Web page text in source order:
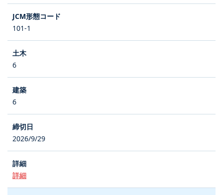
101-1
6
6
2026/9/29
詳細